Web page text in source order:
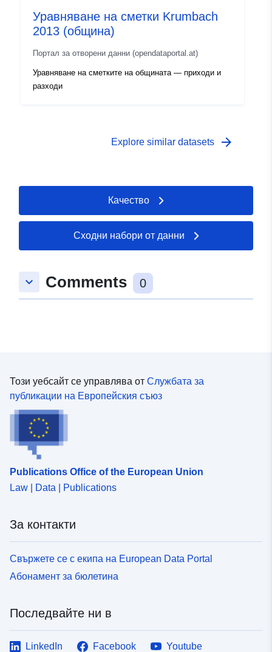
Уравняване на сметки Krumbach
2013 (община)
Портал за отворени данни (opendataportal.at)
Уравняване на сметките на общината — приходи и
разходи
Explore similar datasets arrow_forward
Качество
Сходни набори от данни
keyboard_arrow_down Comments 0
Този уебсайт се управлява от Службата за
публикации на Европейския съюз
Publications Office of the European Union
Law | Data | Publications
За контакти
Свържете се с екипа на European Data Portal
Абонамент за бюлетина
Последвайте ни в
LinkedIn Facebook
Youtube